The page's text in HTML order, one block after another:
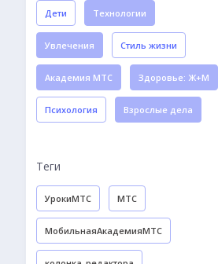
Дети Технологии
Увлечения Стиль жизни
Академия МТС Здоровье: Ж+М
Психология Взрослые дела
Теги
УрокиМТС МТС
МобильнаяАкадемияМТС